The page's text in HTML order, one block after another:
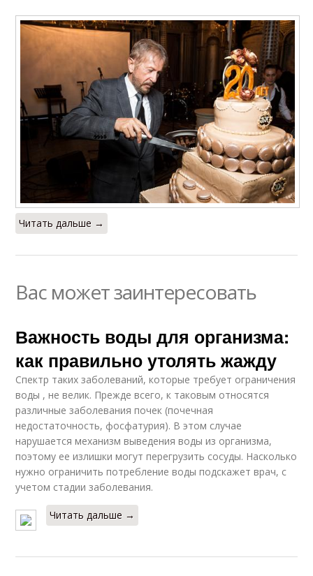
Читать дальше →
Вас может заинтересовать
Важность воды для организма:
как правильно утолять жажду
Спектр таких заболеваний, которые требует ограничения
воды , не велик. Прежде всего, к таковым относятся
различные заболевания почек (почечная
недостаточность, фосфатурия). В этом случае
нарушается механизм выведения воды из организма,
поэтому ее излишки могут перегрузить сосуды. Насколько
нужно ограничить потребление воды подскажет врач, с
учетом стадии заболевания.
Читать дальше →